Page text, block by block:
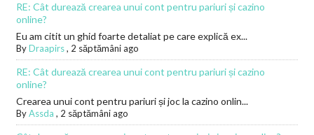
RE: Cât durează crearea unui cont pentru pariuri și cazino
online?
Eu am citit un ghid foarte detaliat pe care explică ex...
ByDraapirs, 2 săptămâni ago
RE: Cât durează crearea unui cont pentru pariuri și cazino
online?
Crearea unui cont pentru pariuri și joc la cazino onlin...
ByAssda , 2 săptămâni ago